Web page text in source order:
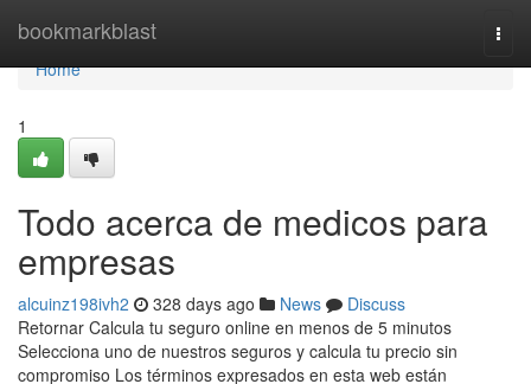
bookmarkblast
Home
Home
1
Todo acerca de medicos para
empresas
alcuinz198ivh2 328 days ago News
Discuss
Retornar Calcula tu seguro online en menos de 5 minutos
Selecciona uno de nuestros seguros y calcula tu precio sin
compromiso Los términos expresados en esta web están